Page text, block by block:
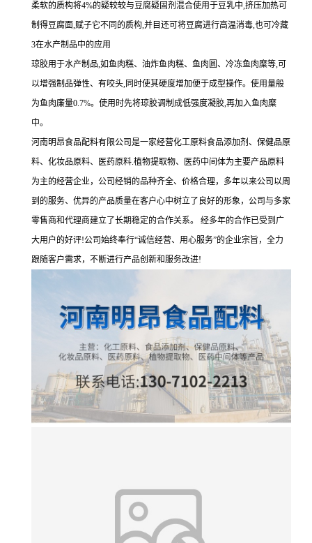
柔软的质构将4%的疑较较与豆腐疑固剂混合使用于豆乳中,挤压加热可
制得豆腐面,赋子它不同的质构,并目还可将豆腐进行高温消毒,也可冷藏
3在水产制品中的应用
琼胶用于水产制品,如鱼肉糕、油炸鱼肉糕、鱼肉圆、冷冻鱼肉糜等,可
以增强制品弹性、有咬头,同时使其硬度增加便于成型操作。使用量般
为鱼肉廉量0.7%。使用时先将琼胶调制成低强度凝胶,再加入鱼肉糜
中。
河南明昂食品配料有限公司是一家经营化工原料食品添加剂、保健品原
料、化妆品原料、医药原料.植物提取物、医药中间体为主要产品原料
为主的经营企业，公司经销的品种齐全、价格合理，多年以来公司以周
到的服务、优异的产品质量在客户心中树立了良好的形象，公司与多家
零售商和代理商建立了长期稳定的合作关系。 经多年的合作已受到广
大用户的好评!公司始终奉行“诚信经营、用心服务”的企业宗旨，全力
跟随客户需求，不断进行产品创新和服务改进!